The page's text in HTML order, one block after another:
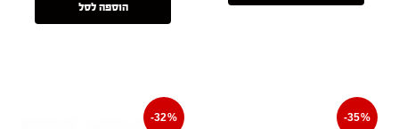
הוספה לסל
-35%
-32%